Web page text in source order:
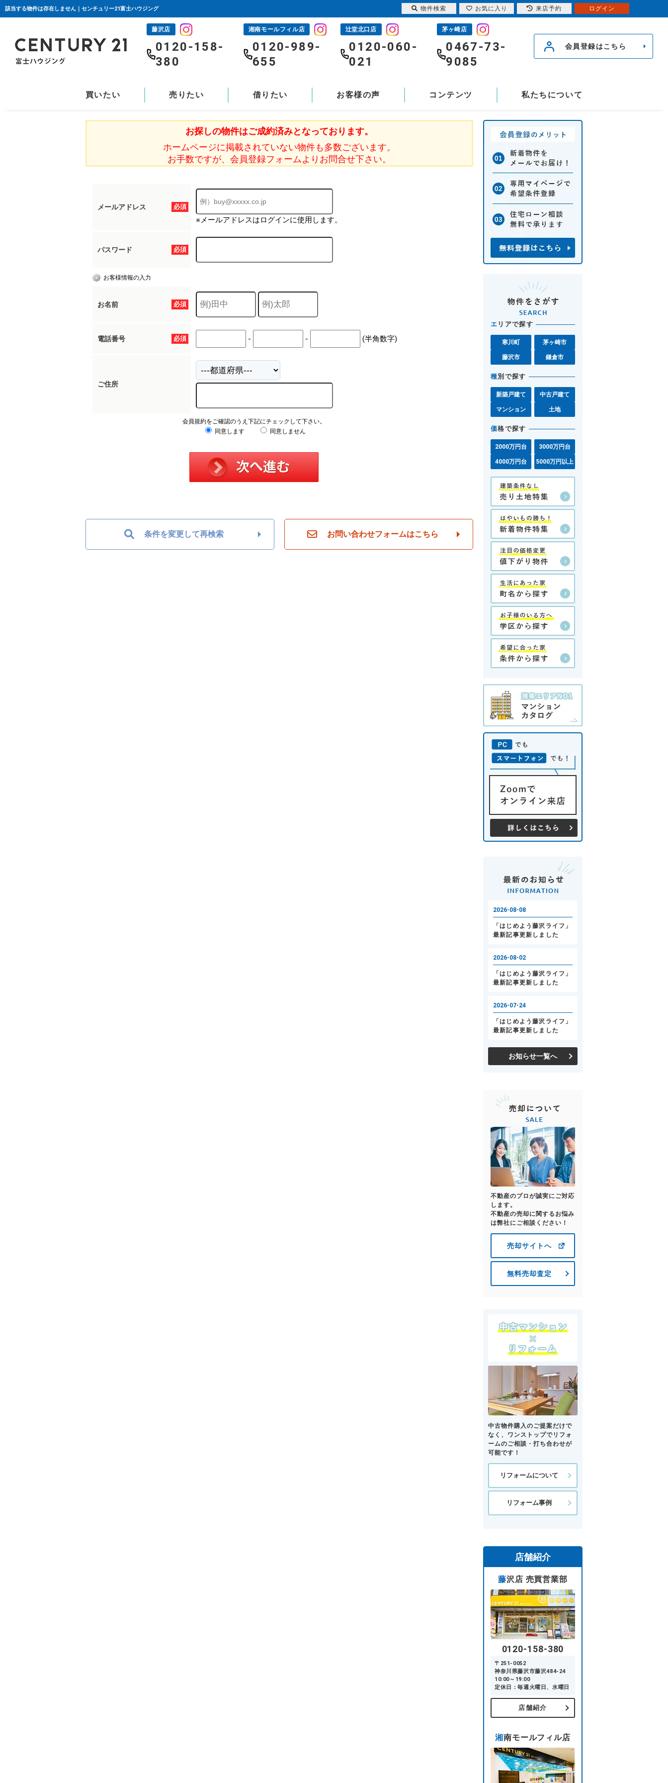
該当する物件は存在しません｜センチュリー21富士ハウジング
藤沢店
0120-158-
380
湘南モールフィル店
0120-989-
655
辻堂北口店
0120-060-
021
茅ヶ崎店
0467-73-
9085
会員登録はこちら
買いたい 売りたい 借りたい お客様の声 コンテンツ 私たちについて
お探しの物件はご成約済みとなっております。
ホームページに掲載されていない物件も多数ございます。
お手数ですが、会員登録フォームよりお問合せ下さい。
必須
メールアドレス
※メールアドレスはログインに使用します。
必須
パスワード
お客様情報の入力
必須
お名前
必須
電話番号 - - (半角数字)
ご住所
会員規約をご確認のうえ下記にチェックして下さい。
同意します
同意しません
条件を変更して再検索 お問い合わせフォームはこちら
エ リアで探す
寒川町 茅ヶ崎市
藤沢市 鎌倉市
種別で探す
新築戸建て 中古戸建て
マンション 土地
価格で探す
2000万円台 3000万円台
4000万円台 5000万円以上
お知らせ一覧へ
不動産のプロが誠実にご対応
します。
不動産の売却に関するお悩み
は弊社にご相談ください！
売却サイトへ
無料売却査定
中古物件購入のご提案だけで
なく、ワンストップでリフォ
ームのご相談・打ち合わせが
可能です！
リフォームについて
リフォーム事例
店舗紹介
藤沢店 売買営業部
0120-158-380
〒251-0052
神奈川県藤沢市藤沢484-24
10:00～19:00
定休日：毎週火曜日、水曜日
店舗紹介
湘南モールフィル店
物件検索 お気に入り 来店予約 ログイン